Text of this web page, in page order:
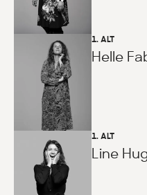
1. ALT
Helle
1. ALT
Line